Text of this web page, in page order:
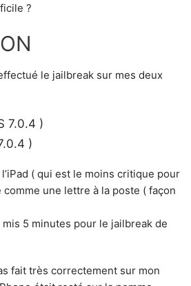
?
le jailbreak sur mes deux
7.0.4 )
)
l’iPad ( qui est le moins critique pour
comme une lettre à la poste ( façon
mis 5 minutes pour le jailbreak de
fait très correctement sur mon